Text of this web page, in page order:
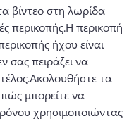
βίντεο στη λωρίδα
περικοπής.Η περικοπή
ήχου είναι
σας πειράζει να
Ακολουθήστε τα
μπορείτε να
χρησιμοποιώντας